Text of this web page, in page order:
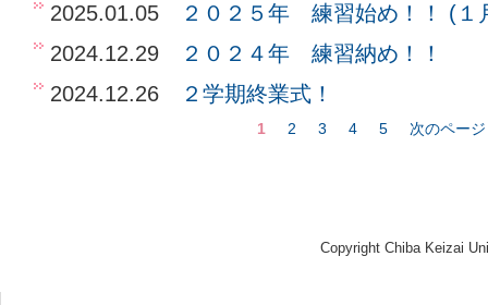
2025.01.05
２０２５年 練習始め！！ (１
2024.12.29
２０２４年 練習納め！！
2024.12.26
２学期終業式！
1 2 3 4 5 次のページ
Copyright Chiba Keizai